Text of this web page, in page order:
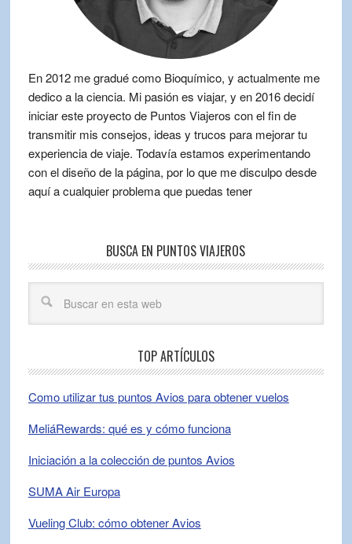
En 2012 me gradué como Bioquímico, y actualmente me
dedico a la ciencia. Mi pasión es viajar, y en 2016 decidí
iniciar este proyecto de Puntos Viajeros con el fin de
transmitir mis consejos, ideas y trucos para mejorar tu
experiencia de viaje. Todavía estamos experimentando
con el diseño de la página, por lo que me disculpo desde
aquí a cualquier problema que puedas tener
BUSCA EN PUNTOS VIAJEROS
TOP ARTÍCULOS
Como utilizar tus puntos Avios para obtener vuelos
MeliáRewards: qué es y cómo funciona
Iniciación a la colección de puntos Avios
SUMA Air Europa
Vueling Club: cómo obtener Avios